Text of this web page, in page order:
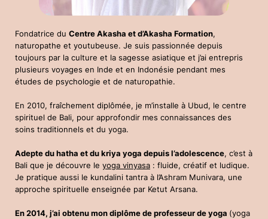
Fondatrice du Centre Akasha et d’Akasha Formation,
naturopathe et youtubeuse. Je suis passionnée depuis
toujours par la culture et la sagesse asiatique et j’ai entrepris
plusieurs voyages en Inde et en Indonésie pendant mes
études de psychologie et de naturopathie.
En 2010, fraîchement diplômée, je m’installe à Ubud, le centre
spirituel de Bali, pour approfondir mes connaissances des
soins traditionnels et du yoga.
Adepte du hatha et du kriya yoga depuis l’adolescence, c’est à
Bali que je découvre le yoga vinyasa : fluide, créatif et ludique.
Je pratique aussi le kundalini tantra à l’Ashram Munivara, une
approche spirituelle enseignée par Ketut Arsana.
En 2014, j’ai obtenu mon diplôme de professeur de yoga (yoga